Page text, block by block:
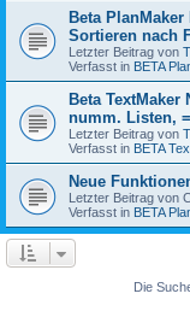
Beta PlanMaker
Sortieren nach
Letzter Beitrag von
Verfasst in BETA
Beta TextMaker
numm. Listen,
Letzter Beitrag von
Verfasst in BETA
Neue
Letzter Beitrag von
Verfasst in BETA
Die